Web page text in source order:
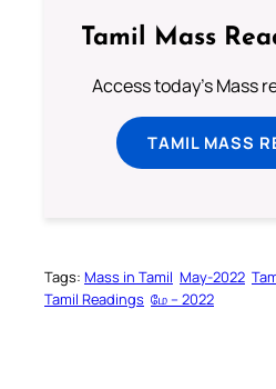
Tamil Mass
Access today's Mass
TAMIL MASS
Tags: Mass in Tamil May-2022
Tamil Readings மே – 2022